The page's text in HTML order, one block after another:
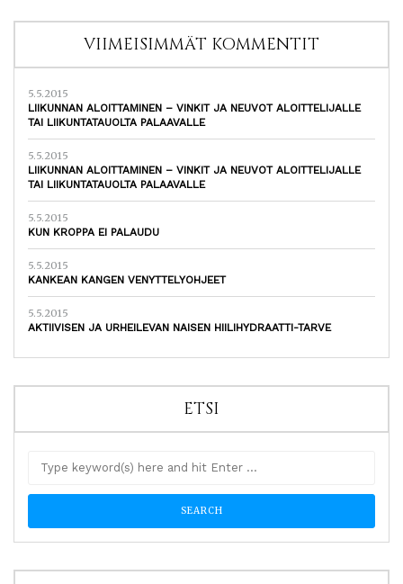
VIIMEISIMMÄT KOMMENTIT
5.5.2015
LIIKUNNAN ALOITTAMINEN – VINKIT JA NEUVOT ALOITTELIJALLE
TAI LIIKUNTATAUOLTA PALAAVALLE
5.5.2015
LIIKUNNAN ALOITTAMINEN – VINKIT JA NEUVOT ALOITTELIJALLE
TAI LIIKUNTATAUOLTA PALAAVALLE
5.5.2015
KUN KROPPA EI PALAUDU
5.5.2015
KANKEAN KANGEN VENYTTELYOHJEET
5.5.2015
AKTIIVISEN JA URHEILEVAN NAISEN HIILIHYDRAATTI-TARVE
ETSI